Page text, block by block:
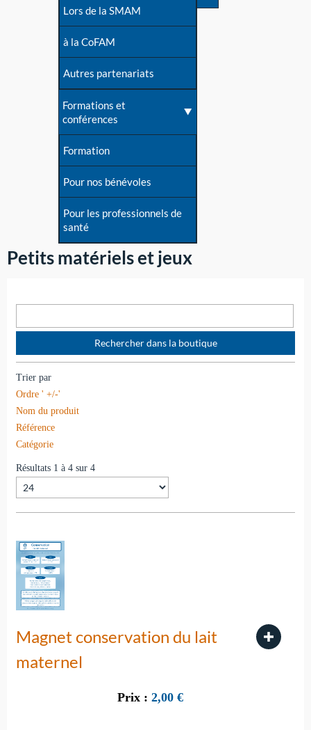
Lors de la SMAM
à la CoFAM
Autres partenariats
Formations et
conférences
Formation
Pour nos bénévoles
Pour les professionnels de
santé
Petits matériels et jeux
Trier par
Ordre ' +/-'
Nom du produit
Référence
Catégorie
Résultats 1 à 4 sur 4
Magnet conservation du lait
maternel
Prix : 2,00 €